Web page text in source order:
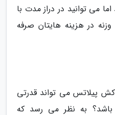
می توانید در دراز مدت با
در هزینه هایتان صرفه
کش پیلاتس می تواند قدرتی
باشد؟ به نظر می رسد که